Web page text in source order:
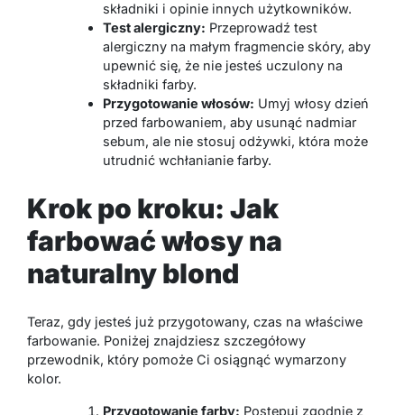
składniki i opinie innych użytkowników.
Test alergiczny: Przeprowadź test
alergiczny na małym fragmencie skóry, aby
upewnić się, że nie jesteś uczulony na
składniki farby.
Przygotowanie włosów: Umyj włosy dzień
przed farbowaniem, aby usunąć nadmiar
sebum, ale nie stosuj odżywki, która może
utrudnić wchłanianie farby.
Krok po kroku: Jak
farbować włosy na
naturalny blond
Teraz, gdy jesteś już przygotowany, czas na właściwe
farbowanie. Poniżej znajdziesz szczegółowy
przewodnik, który pomoże Ci osiągnąć wymarzony
kolor.
Przygotowanie farby: Postępuj zgodnie z